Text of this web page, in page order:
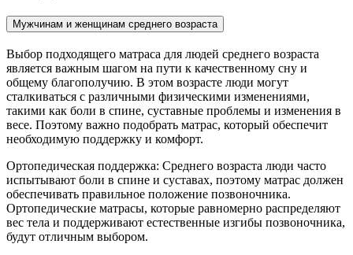
Мужчинам и женщинам среднего возраста
Выбор подходящего матраса для людей среднего возраста
является важным шагом на пути к качественному сну и
общему благополучию. В этом возрасте люди могут
сталкиваться с различными физическими изменениями,
такими как боли в спине, суставные проблемы и изменения в
весе. Поэтому важно подобрать матрас, который обеспечит
необходимую поддержку и комфорт.
Ортопедическая поддержка: Среднего возраста люди часто
испытывают боли в спине и суставах, поэтому матрас должен
обеспечивать правильное положение позвоночника.
Ортопедические матрасы, которые равномерно распределяют
вес тела и поддерживают естественные изгибы позвоночника,
будут отличным выбором.